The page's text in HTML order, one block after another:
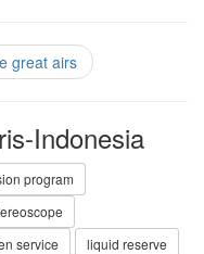
great airs
Indonesia
program
service
liquid reserve